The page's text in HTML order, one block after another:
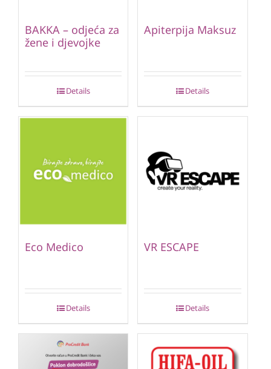
BAKKA – odjeća za
žene i djevojke
Details
Apiterpija Maksuz
Details
Eco Medico
Details
VR ESCAPE
Details